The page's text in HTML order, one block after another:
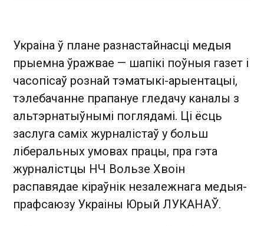
Украіна ў плане разнастайнасці медыя
прыемна ўражвае — шапікі поўныя газет і
часопісаў рознай тэматыкі-арыентацыі,
тэлебачанне прапануе гледачу каналы з
альтэрнатыўнымі поглядамі. Ці ёсць
заслуга саміх журналістаў у больш
ліберальных умовах працы, пра гэта
журналістцы НЧ Вользе Хвоін
распавядае кіраўнік незалежнага медыя-
прафсаюзу Украіны Юрый ЛУКАНАЎ.